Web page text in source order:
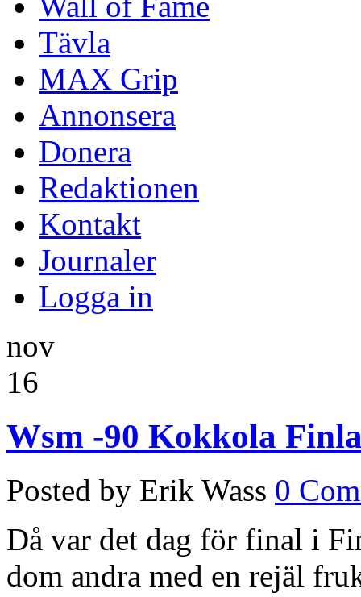
Tävla
MAX Grip
Annonsera
Donera
Redaktionen
Kontakt
Journaler
Logga in
nov
16
Wsm -90 Kokkola
Posted by Erik Wass 0
Då var det dag för final i
dom andra med en rejäl